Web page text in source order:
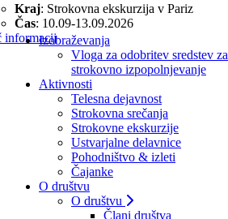
Kraj: Strokovna ekskurzija v Pariz
Čas: 10.09-13.09.2026
informacijIzobraževanja
Vloga za odobritev sredstev za
strokovno izpopolnjevanje
Aktivnosti
Telesna dejavnost
Strokovna srečanja
Strokovne ekskurzije
Ustvarjalne delavnice
Pohodništvo & izleti
Čajanke
O društvu
O društvu
Člani društva